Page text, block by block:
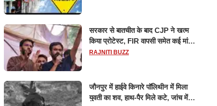
सरकार से बातचीत के बाद CJP ने खत्म
किया प्रोटेस्ट, FIR वापसी समेत कई मांगों
पर बनी सहमति
RAJNITI BUZZ
जौनपुर में हाईवे किनारे पॉलिथीन में मिला
युवती का शव, हाथ-पैर मिले कटे, जांच में